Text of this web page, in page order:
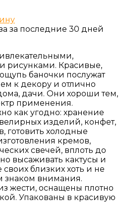
за последние 30 дней
рисунками. Красивые,
баночки послужат
к декору и отлично
дачи. Они хороши тем,
применения.
как угодно: хранение
изделий, конфет,
готовить холодные
кремов,
свечей, вплоть до
высаживать кактусы и
близких хоть и не
внимания.
жести, оснащены плотно
Упакованы в красивую